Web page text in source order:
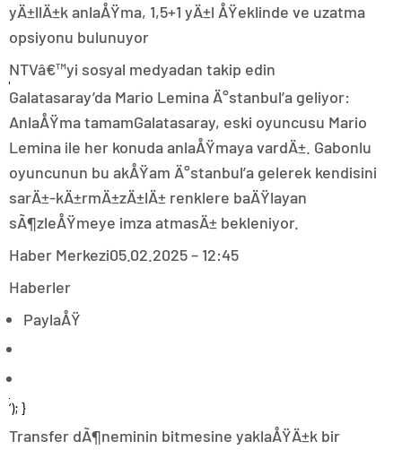
yÄ±llÄ±k anlaÅŸma, 1,5+1 yÄ±l ÅŸeklinde ve uzatma
opsiyonu bulunuyor
NTVâ€™yi sosyal medyadan takip edin
Galatasaray’da Mario Lemina Ä°stanbul’a geliyor:
AnlaÅŸma tamamGalatasaray, eski oyuncusu Mario
Lemina ile her konuda anlaÅŸmaya vardÄ±. Gabonlu
oyuncunun bu akÅŸam Ä°stanbul’a gelerek kendisini
sarÄ±-kÄ±rmÄ±zÄ±lÄ± renklere baÄŸlayan
sÃ¶zleÅŸmeye imza atmasÄ± bekleniyor.
Haber Merkezi05.02.2025 – 12:45
Haberler
PaylaÅŸ
‘); }
Transfer dÃ¶neminin bitmesine yaklaÅŸÄ±k bir